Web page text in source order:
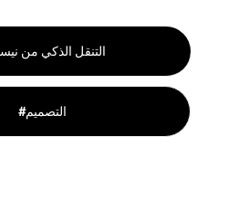
#التنقل الذكي من
#التصميم